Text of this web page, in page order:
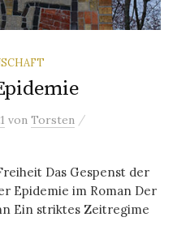
von Torsten /
Das Gespenst der
Epidemie im Roman Der
Ein striktes Zeitregime